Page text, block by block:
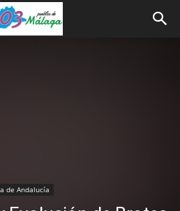
de Andalucía